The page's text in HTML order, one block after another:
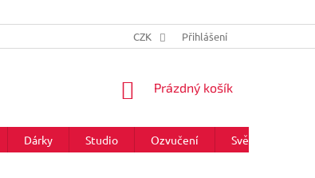
CZK Přihlášení
NÁKUPNÍ
Prázdný košík
Dárky Studio Ozvučení Světla